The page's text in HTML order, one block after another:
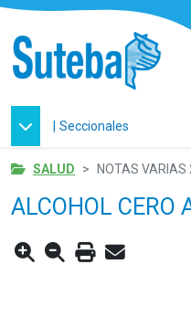
| Seccionales
SALUD NOTAS VARIAS
ALCOHOL CERO